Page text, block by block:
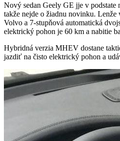
Nový sedan Geely GE jje v
takže nejde o žiadnu novinku.
Volvo a 7-stupňová automatická
elektrický pohon je 60 km a nabitie
Hybridná verzia MHEV dostane
jazdiť na čisto elektrický pohon a